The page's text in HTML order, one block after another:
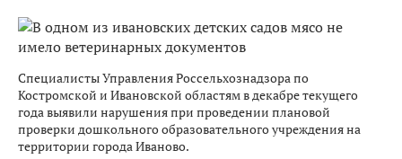
Специалисты Управления Россельхознадзора по
Костромской и Ивановской областям в декабре текущего
года выявили нарушения при проведении плановой
проверки дошкольного образовательного учреждения на
территории города Иваново.